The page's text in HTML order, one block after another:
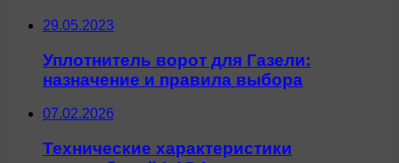
29.05.2023
Уплотнитель ворот для Газели:
назначение и правила выбора
07.02.2026
Технические характеристики